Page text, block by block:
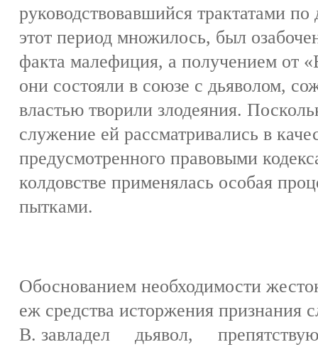
руководствовавшийся трактатами
этот период множилось, был
факта малефиция, а получением от
они состояли в союзе с дьяволом,
властью творили злодеяния.
служение ей рассматривались в
предусмотренного правовыми
колдовстве применялась особая
пытками.
Обоснованием необходимости
еж средства исторжения признания
В. завладел дьявол,